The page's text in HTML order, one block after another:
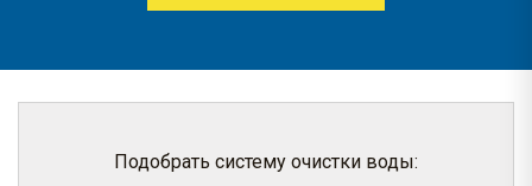
Подобрать систему очистки воды: